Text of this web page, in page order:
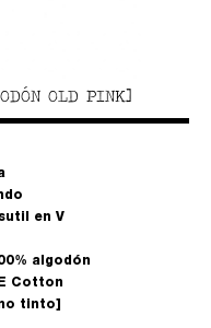
OLD PINK]
en V
algodón
Cotton
tinto]